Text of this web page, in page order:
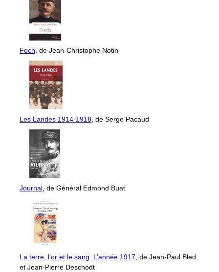
Foch, de Jean-Christophe Notin
Les Landes 1914-1918, de Serge Pacaud
Journal, de Général Edmond Buat
La terre, l’or et le sang. L’année 1917, de Jean-Paul Bled
et Jean-Pierre Deschodt